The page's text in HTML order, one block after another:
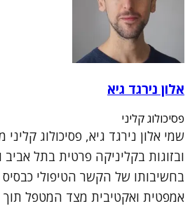
אלון נירגד גיא
פסיכולוג קליני
שמי אלון נירגד גיא, פסיכולוג
ובזוגות בקליניקה פרטית בתל אביב
בחשיבותו של הקשר הטיפולי כבסיס
אמפטית ואקטיבית מצד המטפל תוך